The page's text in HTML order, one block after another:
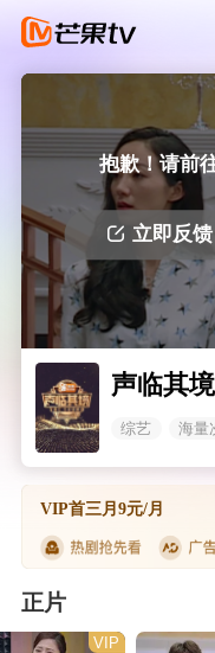
抱歉！请前
立即反馈
声临其境
综艺 海量
VIP首三月9元/月
正片
VIP